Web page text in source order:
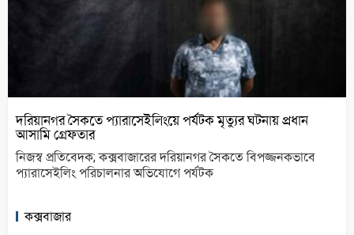
দরিয়ানগর সৈকতে প্যারাসেইলিংয়ে পর্যটক মৃত্যুর ঘটনায় প্রধান
আসামি গ্রেফতার
নিজস্ব প্রতিবেদক; কক্সবাজারের দরিয়ানগর সৈকতে বিপজ্জনকভাবে
প্যারাসেইলিং পরিচালনার অভিযোগে পর্যটক
কক্সবাজার